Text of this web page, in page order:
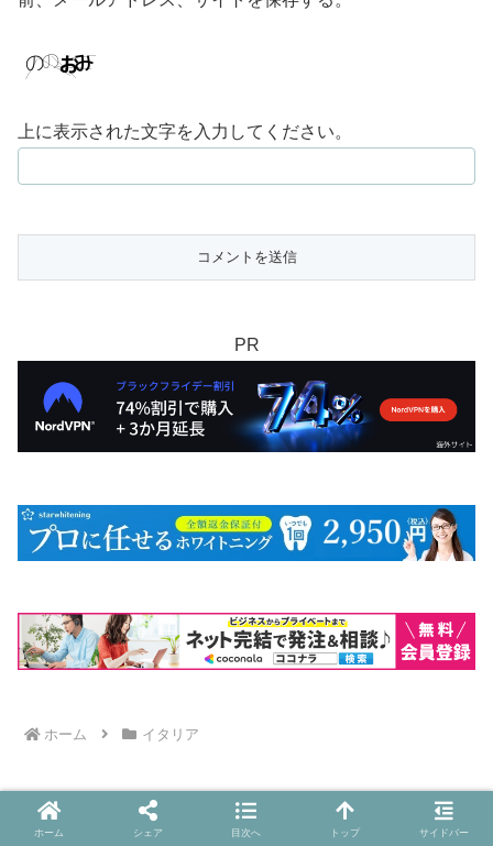
上に表示された文字を入力してください。
PR
ホーム イタリア
ホーム シェア 目次へ トップ サイドバー